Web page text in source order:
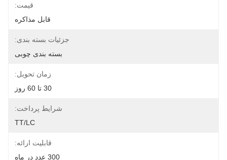
قیمت:
قابل مذاکره
جزئیات بسته بندی:
بسته بندی چوبی
زمان تحویل:
30 تا 60 روز
شرایط پرداخت:
TT/LC
قابلیت ارائه:
300 عدد در ماه